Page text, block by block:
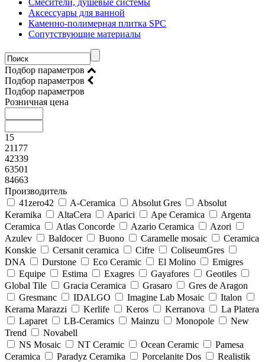
Смесители, душевые системы
Аксессуары для ванной
Каменно-полимерная плитка SPC
Сопутствующие материалы
Подбор параметров
Подбор параметров
Подбор параметров
Розничная цена
15
21177
42339
63501
84663
Производитель
41zero42
A-Ceramica Absolut Gres
Absolut
Keramika
AltaCera Aparici Ape Ceramica
Argenta
Ceramica
Atlas Concorde Azario Ceramica
Azori
Azulev
Baldocer Buono Caramelle mosaic
Ceramica
Konskie
Cersanit ceramica Cifre
ColiseumGres
DNA
Durstone Eco Ceramic El Molino
Emigres
Equipe
Estima Exagres Gayafores
Geotiles
Global Tile
Gracia Ceramica Grasaro
Gres de Aragon
Gresmanc
IDALGO Imagine Lab Mosaic
Italon
Kerama Marazzi
Kerlife Keros Kerranova
La Platera
Laparet
LB-Ceramics Mainzu Monopole
New
Trend
Novabell
NS Mosaic
NT Ceramic Ocean Ceramic
Pamesa
Ceramica
Paradyz Сeramika Porcelanite Dos
Realistik